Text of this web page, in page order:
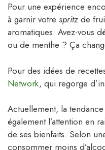
Pour une expérience
à garnir votre spritz de
aromatiques. Avez-vous
ou de menthe ? Ça
Pour des idées de
Network, qui regorge
Actuellement, la
également l’attention en
de ses bienfaits. Selon
consommer moins